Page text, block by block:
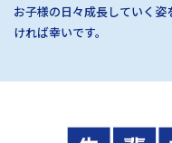
お子様の日々成長していく
ければ幸いです。